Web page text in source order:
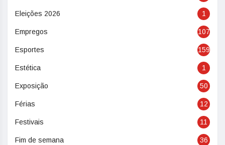
Eleições 2026 1
Empregos 107
Esportes 159
Estética 1
Exposição 50
Férias 12
Festivais 11
Fim de semana 36